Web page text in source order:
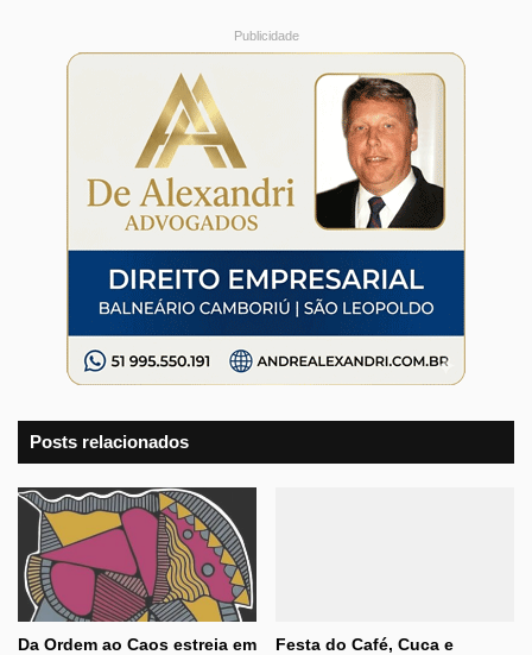
Publicidade
Posts relacionados
Da Ordem ao Caos estreia em
Festa do Café, Cuca e